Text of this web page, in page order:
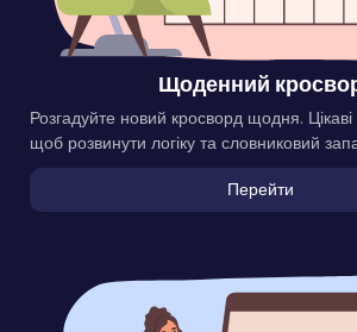
Щоденний
Розгадуйте новий кросворд щодня. Цікаві
щоб розвинути логіку та словниковий
Перейти